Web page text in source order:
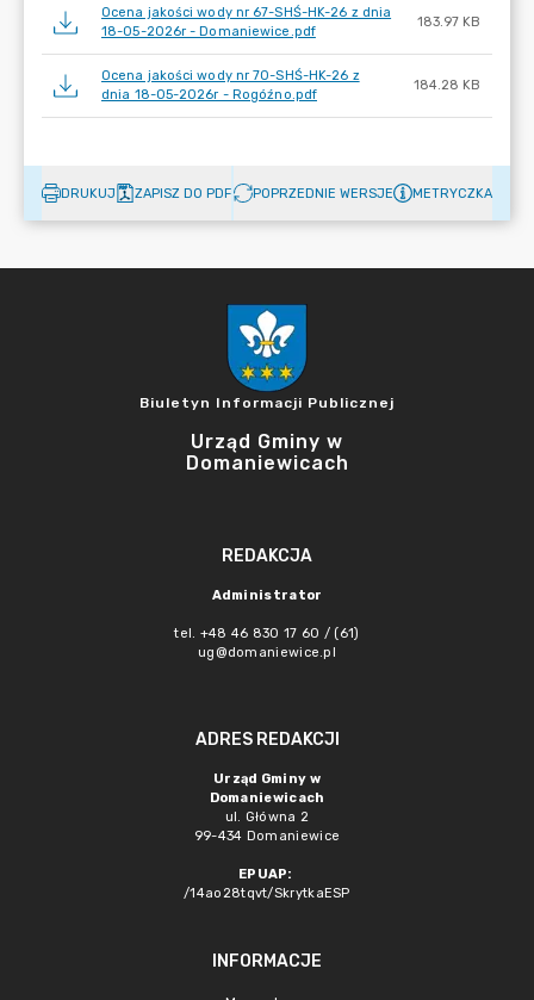
Ocena jakości wody nr 67-SHŚ-HK-26 z dnia
18-05-2026r - Domaniewice.pdf
183.97 KB
Ocena jakości wody nr 70-SHŚ-HK-26 z
dnia 18-05-2026r - Rogóźno.pdf
184.28 KB
DRUKUJ ZAPISZ DO PDF POPRZEDNIE WERSJE METRYCZKA
Biuletyn Informacji Publicznej
Urząd Gminy w
Domaniewicach
REDAKCJA
Administrator
tel. +48 46 830 17 60 / (61)
ug@domaniewice.pl
ADRES REDAKCJI
Urząd Gminy w
Domaniewicach
ul. Główna 2
99-434 Domaniewice
EPUAP:
/14ao28tqvt/SkrytkaESP
INFORMACJE